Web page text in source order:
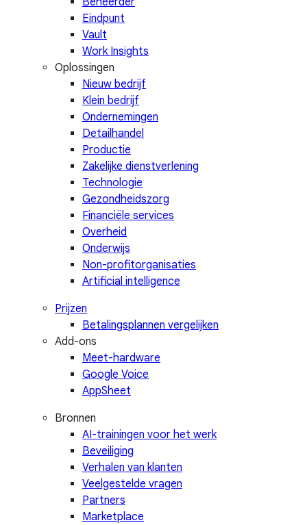
Eindpunt
Vault
Work Insights
Oplossingen
Nieuw bedrijf
Klein bedrijf
Ondernemingen
Detailhandel
Productie
Zakelijke dienstverlening
Technologie
Gezondheidszorg
Financiële services
Overheid
Onderwijs
Non-profitorganisaties
Artificial intelligence
Prijzen
Betalingsplannen vergelijken
Add-ons
Meet-hardware
Google Voice
AppSheet
Bronnen
AI-trainingen voor het werk
Beveiliging
Verhalen van klanten
Veelgestelde vragen
Partners
Marketplace